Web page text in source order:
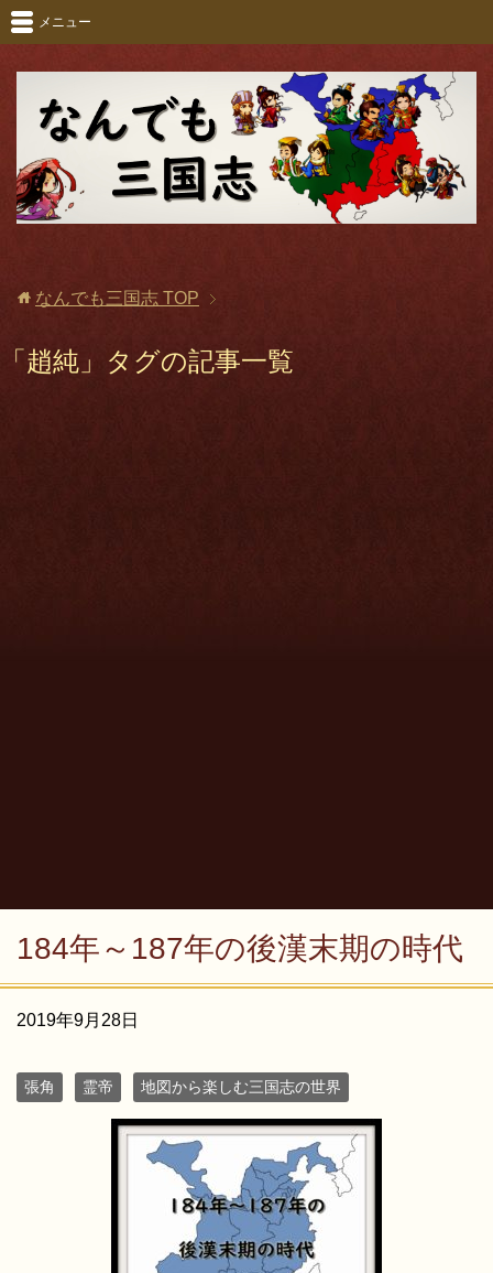
メニュー
なんでも三国志 TOP
「趙純」タグの記事一覧
184年～187年の後漢末期の時代
2019年9月28日
張角 霊帝 地図から楽しむ三国志の世界